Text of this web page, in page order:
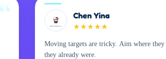
Chen Yina
★ ★ ★ ★ ★
Moving targets are tricky. Aim where
they already were.